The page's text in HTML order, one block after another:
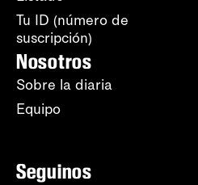
Tu ID (número de
suscripción)
Nosotros
Sobre la diaria
Equipo
Seguinos